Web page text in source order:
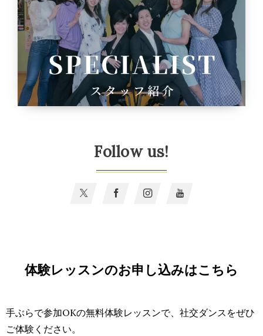
Follow us!
体験レッスンのお申し込みはこちら
手ぶらで参加OKの無料体験レッスンで、社交ダンスをぜひ
ご体験ください。